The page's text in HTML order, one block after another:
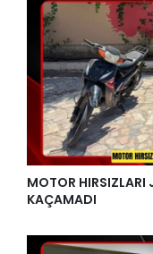
MOTOR HIRSIZLARI
KAÇAMADI